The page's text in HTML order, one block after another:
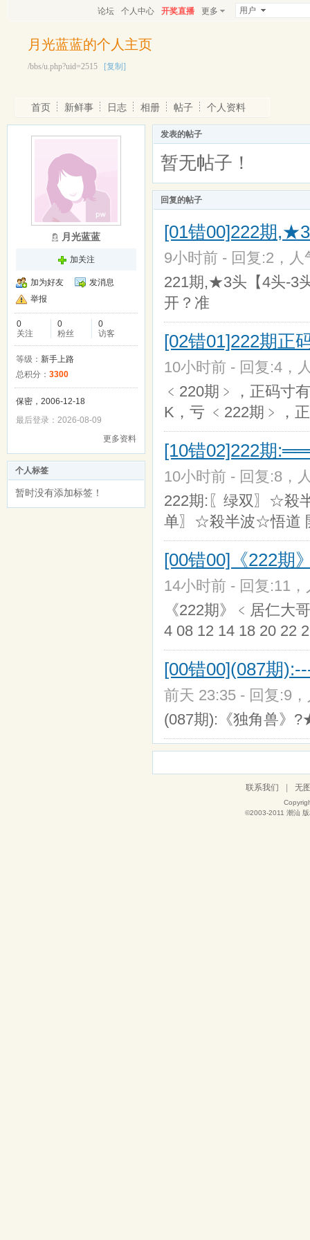
论坛 个人中心 开奖直播 更多 用户
月光蓝蓝的个人主页
/bbs/u.php?uid=2515 [复制]
首页 新鲜事 日志 相册 帖子 个人资料
月光蓝蓝
加关注
加为好友
发消息
举报
0
关注
0
粉丝
0
访客
等级： 新手上路
总积分： 3300
保密，2006-12-18
最后登录：2026-08-09
更多资料
个人标签
暂时没有添加标签！
发表的帖子
暂无帖子！
回复的帖子
[01错00]222期
9小时前 - 回复:2，
221期,★3头【4头-3
开？准
[02错01]222期正
10小时前 - 回复:4，
﹤220期﹥，正码寸
K，亏 ﹤222期﹥，
[10错02]222期
10小时前 - 回复:8，
222期:〖绿双〗☆殺
单〗☆殺半波☆悟道
[00错00]《222
14小时前 - 回复:11
《222期》﹤居仁大
4 08 12 14 18 20
[00错00](087期
前天 23:35 - 回复:9
(087期):《独角兽
联系我们 无
©2003-2011 潮汕